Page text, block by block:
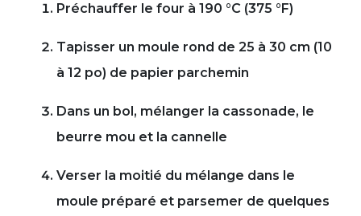
Préchauffer le four à 190 °C (375 °F)
Tapisser un moule rond de 25 à 30 cm (10
à 12 po) de papier parchemin
Dans un bol, mélanger la cassonade, le
beurre mou et la cannelle
Verser la moitié du mélange dans le
moule préparé et parsemer de quelques